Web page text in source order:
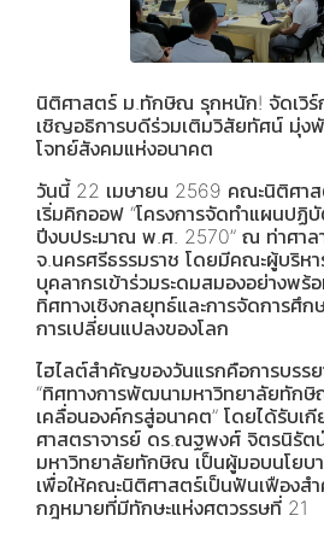
นิติศาสตร์ ม.ทักษิณ รุกหนัก! จัดเวิ
เชิญอธิการบดีร่วมเติมวิสัยทัศน์ มุ่
โจทย์สังคมแห่งอนาคต
วันนี้ 22 เมษายน 2569 คณะนิติศา
เริ่มคิกออฟ “โครงการจัดทำแผนปฏิบั
ปีงบประมาณ พ.ศ. 2570” ณ ท่าศาล
จ.นครศรีธรรมราช โดยมีคณะผู้บริห
บุคลากรเข้าร่วมระดมสมองอย่างพร้
ทิศทางเชิงกลยุทธ์และการจัดการศึก
การเปลี่ยนแปลงของโลก
ไฮไลต์สำคัญของวันแรกคือการบรร
“ทิศทางการพัฒนามหาวิทยาลัยทักษิ
เคลื่อนองค์กรสู่อนาคต” โดยได้รับเ
ศาสตราจารย์ ดร.ณฐพงศ์ จิตรนิรัต
มหาวิทยาลัยทักษิณ เป็นผู้มอบนโยบา
เพื่อให้คณะนิติศาสตร์เป็นฟันเฟืองส
กฎหมายที่มีทักษะแห่งศตวรรษที่ 21